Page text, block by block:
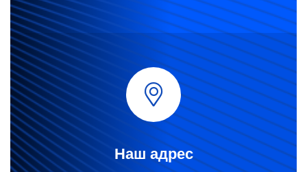
Наш адрес